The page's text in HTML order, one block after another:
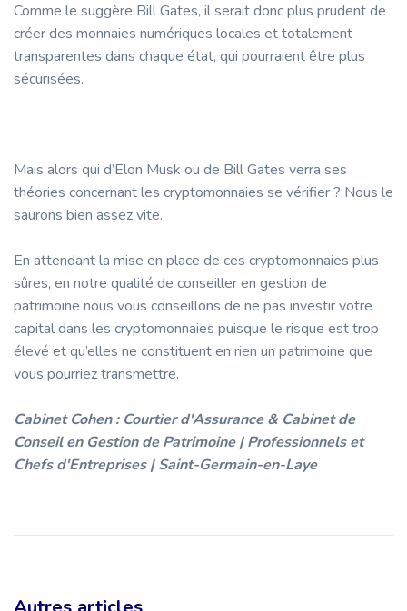
Comme le suggère Bill Gates, il serait donc plus prudent de
créer des monnaies numériques locales et totalement
transparentes dans chaque état, qui pourraient être plus
sécurisées.
Mais alors qui d’Elon Musk ou de Bill Gates verra ses
théories concernant les cryptomonnaies se vérifier ? Nous le
saurons bien assez vite.
En attendant la mise en place de ces cryptomonnaies plus
sûres, en notre qualité de conseiller en gestion de
patrimoine nous vous conseillons de ne pas investir votre
capital dans les cryptomonnaies puisque le risque est trop
élevé et qu’elles ne constituent en rien un patrimoine que
vous pourriez transmettre.
Cabinet Cohen : Courtier d'Assurance & Cabinet de
Conseil en Gestion de Patrimoine | Professionnels et
Chefs d'Entreprises | Saint-Germain-en-Laye